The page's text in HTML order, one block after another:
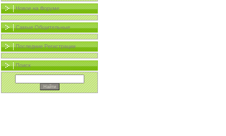
Новое на Форуме
Самые Общительные
Последние Регистрации
Поиск